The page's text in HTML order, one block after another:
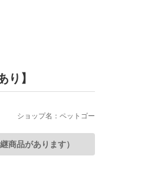
】
ショップ名：ペットゴー
商品があります）